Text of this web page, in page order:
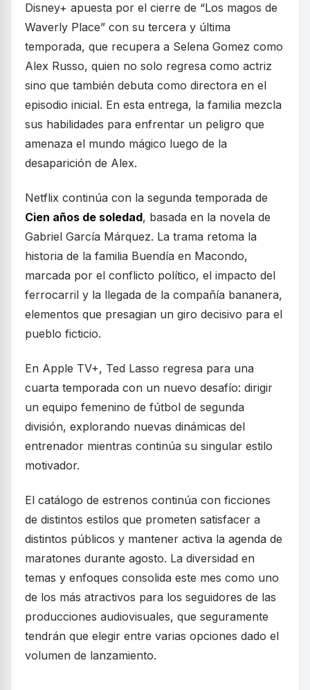
Disney+ apuesta por el cierre de “Los magos de
Waverly Place” con su tercera y última
temporada, que recupera a Selena Gomez como
Alex Russo, quien no solo regresa como actriz
sino que también debuta como directora en el
episodio inicial. En esta entrega, la familia mezcla
sus habilidades para enfrentar un peligro que
amenaza el mundo mágico luego de la
desaparición de Alex.
Netflix continúa con la segunda temporada de
Cien años de soledad, basada en la novela de
Gabriel García Márquez. La trama retoma la
historia de la familia Buendía en Macondo,
marcada por el conflicto político, el impacto del
ferrocarril y la llegada de la compañía bananera,
elementos que presagian un giro decisivo para el
pueblo ficticio.
En Apple TV+, Ted Lasso regresa para una
cuarta temporada con un nuevo desafío: dirigir
un equipo femenino de fútbol de segunda
división, explorando nuevas dinámicas del
entrenador mientras continúa su singular estilo
motivador.
El catálogo de estrenos continúa con ficciones
de distintos estilos que prometen satisfacer a
distintos públicos y mantener activa la agenda de
maratones durante agosto. La diversidad en
temas y enfoques consolida este mes como uno
de los más atractivos para los seguidores de las
producciones audiovisuales, que seguramente
tendrán que elegir entre varias opciones dado el
volumen de lanzamiento.